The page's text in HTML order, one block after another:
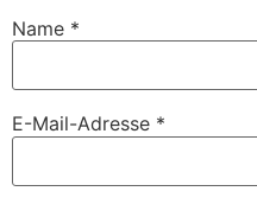
Name *
E-Mail-Adresse *